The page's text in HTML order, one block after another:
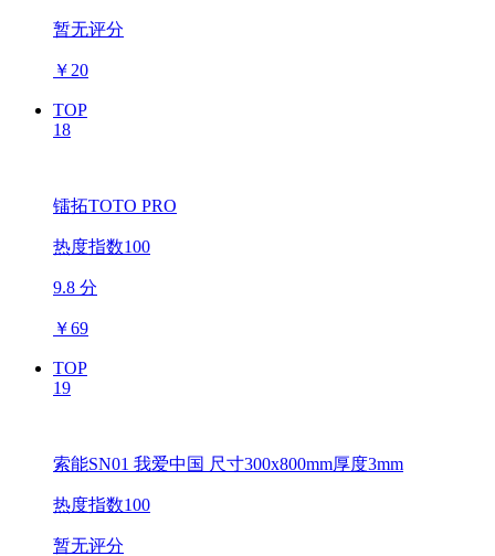
暂无评分
￥ 20
TOP
18
镭拓TOTO PRO
热度指数100
9.8 分
￥69
TOP
19
索能SN01 我爱中国 尺寸300x800mm厚度3mm
热度指数100
暂无评分